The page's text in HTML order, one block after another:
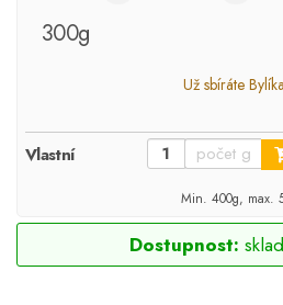
300g
Už sbíráte
Vlastní
Min. 400g, max.
Dostupnost: